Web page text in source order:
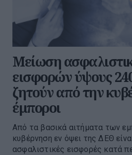
Μείωση
εισφορών ύψους
ζητούν από την
έμποροι
Από τα βασικά αιτήματα των
κυβέρνηση εν όψει της ΔΕΘ
ασφαλιστικές εισφορές κατά